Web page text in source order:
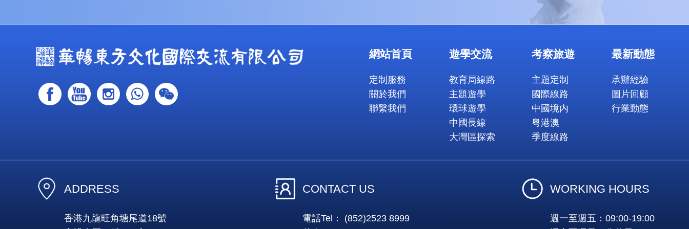
網站首頁
定制服務
關於我們
聯繫我們
遊學交流
教育局線路
主題遊學
環球遊學
中國長線
大灣區探索
考察旅遊
主題定制
國際線路
中國境内
粤港澳
季度線路
最新動態
承辦經驗
圖片回顧
行業動態
ADDRESS
香港九龍旺角塘尾道18號
CONTACT US
電話Tel： (852)2523 8999
WORKING HOURS
週一至週五：09:00-19:00